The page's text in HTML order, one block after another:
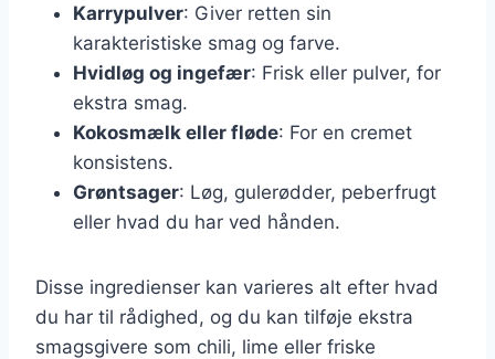
Karrypulver: Giver retten sin
karakteristiske smag og farve.
Hvidløg og ingefær: Frisk eller pulver, for
ekstra smag.
Kokosmælk eller fløde: For en cremet
konsistens.
Grøntsager: Løg, gulerødder, peberfrugt
eller hvad du har ved hånden.
Disse ingredienser kan varieres alt efter hvad
du har til rådighed, og du kan tilføje ekstra
smagsgivere som chili, lime eller friske